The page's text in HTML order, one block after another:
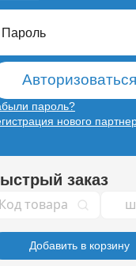
Пароль
Авторизоваться
пароль?
нового
заказ
товара
Добавить в корзину